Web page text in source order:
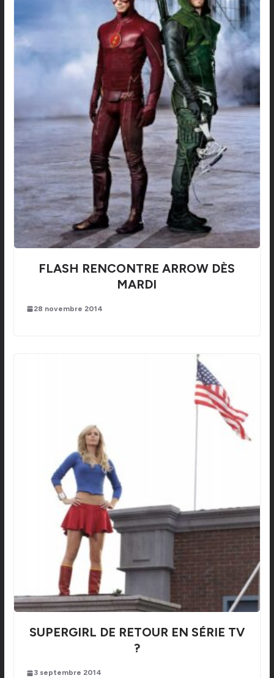
FLASH RENCONTRE ARROW DÈS
MARDI
28 novembre 2014
SUPERGIRL DE RETOUR EN SÉRIE TV
?
3 septembre 2014